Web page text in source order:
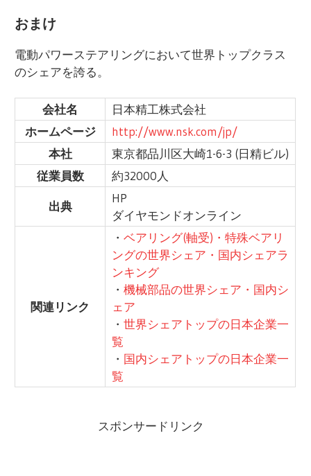
おまけ
電動パワーステアリングにおいて世界トップクラス
のシェアを誇る。
会社名
日本精工株式会社
ホームページ
http://www.nsk.com/jp/
本社
東京都品川区大崎1-6-3 (日精ビル)
従業員数
約32000人
出典
HP
ダイヤモンドオンライン
関連リンク
・ ベアリング(軸受)・特殊ベアリ
ングの世界シェア・国内シェアラ
ンキング
・ 機械部品の世界シェア・国内シ
ェア
・ 世界シェアトップの日本企業一
覧
・ 国内シェアトップの日本企業一
覧
スポンサードリンク